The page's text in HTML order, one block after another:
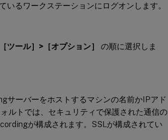
るワークステーションにログオンします。
［ツール］>［オプション］
の順に選択しま
サーバーをホストするマシンの名前かIPアド
ルトでは、セキュリティで保護された通信の
が構成されます。SSLが構成されてい